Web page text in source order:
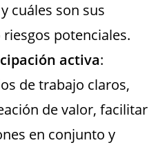
cuáles son sus
potenciales.
activa:
de trabajo claros,
de valor, facilitar
en conjunto y